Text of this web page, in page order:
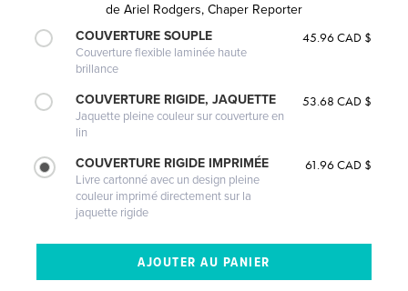
de Ariel Rodgers, Chaper Reporter
COUVERTURE SOUPLE
Couverture flexible laminée haute
brillance
45.96 CAD $
COUVERTURE RIGIDE, JAQUETTE
Jaquette pleine couleur sur couverture en
lin
53.68 CAD $
COUVERTURE RIGIDE IMPRIMÉE
Livre cartonné avec un design pleine
couleur imprimé directement sur la
jaquette rigide
61.96 CAD $